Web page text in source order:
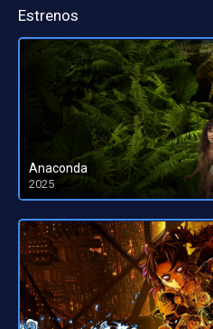
Estrenos
Anaconda
2025
HD 1080pHD 720p